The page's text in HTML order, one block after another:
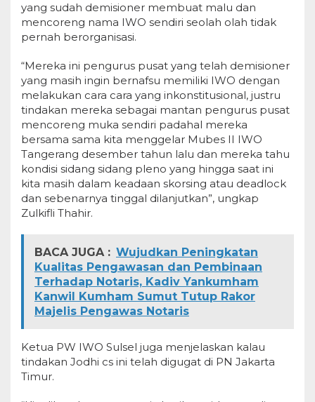
yang sudah demisioner membuat malu dan
mencoreng nama IWO sendiri seolah olah tidak
pernah berorganisasi.
“Mereka ini pengurus pusat yang telah demisioner
yang masih ingin bernafsu memiliki IWO dengan
melakukan cara cara yang inkonstitusional, justru
tindakan mereka sebagai mantan pengurus pusat
mencoreng muka sendiri padahal mereka
bersama sama kita menggelar Mubes II IWO
Tangerang desember tahun lalu dan mereka tahu
kondisi sidang sidang pleno yang hingga saat ini
kita masih dalam keadaan skorsing atau deadlock
dan sebenarnya tinggal dilanjutkan”, ungkap
Zulkifli Thahir.
BACA JUGA : Wujudkan Peningkatan
Kualitas Pengawasan dan Pembinaan
Terhadap Notaris, Kadiv Yankumham
Kanwil Kumham Sumut Tutup Rakor
Majelis Pengawas Notaris
Ketua PW IWO Sulsel juga menjelaskan kalau
tindakan Jodhi cs ini telah digugat di PN Jakarta
Timur.